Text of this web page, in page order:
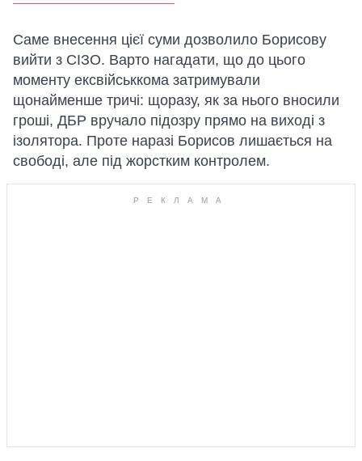
Саме внесення цієї суми дозволило Борисову
вийти з СІЗО. Варто нагадати, що до цього
моменту ексвійськкома затримували
щонайменше тричі: щоразу, як за нього вносили
гроші, ДБР вручало підозру прямо на виході з
ізолятора. Проте наразі Борисов лишається на
свободі, але під жорстким контролем.